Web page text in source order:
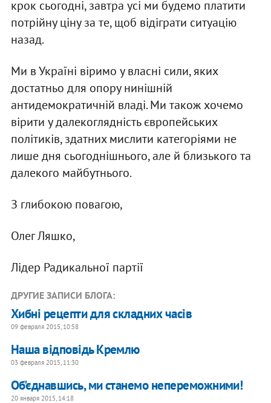
крок сьогодні, завтра усі ми будемо платити
потрійну ціну за те, щоб відіграти ситуацію
назад.
Ми в Україні віримо у власні сили, яких
достатньо для опору нинішній
антидемократичній владі. Ми також хочемо
вірити у далекоглядність європейських
політиків, здатних мислити категоріями не
лише дня сьогоднішнього, але й близького та
далекого майбутнього.
З глибокою повагою,
Олег Ляшко,
Лідер Радикальної партії
ДРУГИЕ ЗАПИСИ БЛОГА:
Хибні рецепти для складних часів
09 февраля 2015, 10:58
Наша відповідь Кремлю
03 февраля 2015, 11:30
Об'єднавшись, ми станемо непереможними!
20 января 2015, 14:18